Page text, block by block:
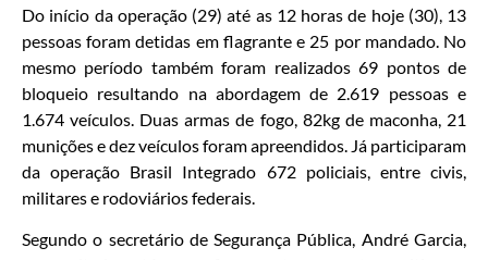
Do início da operação (29) até as 12 horas de hoje (30), 13
pessoas foram detidas em flagrante e 25 por mandado. No
mesmo período também foram realizados 69 pontos de
bloqueio resultando na abordagem de 2.619 pessoas e
1.674 veículos. Duas armas de fogo, 82kg de maconha, 21
munições e dez veículos foram apreendidos. Já participaram
da operação Brasil Integrado 672 policiais, entre civis,
militares e rodoviários federais.
Segundo o secretário de Segurança Pública, André Garcia,